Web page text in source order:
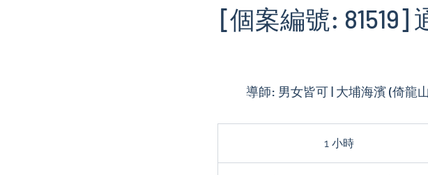
[個案編號: 81519]
導師: 男女皆可 | 大埔海濱 (倚龍
1 小時1
小